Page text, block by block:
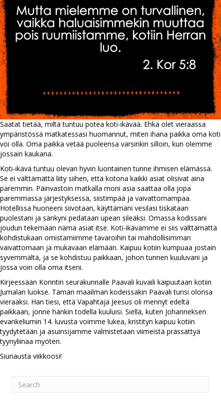
Saatat tietää, miltä tuntuu potea koti-ikävää. Ehkä olet vieraassa
ympäristössä matkatessasi huomannut, miten ihana paikka oma koti
voi olla. Oma paikka vetää puoleensa varsinkin silloin, kun olemme
jossain kaukana.
Koti-ikävä tuntuu olevan hyvin luontainen tunne ihmisen elämässä.
Se ei välttämättä liity siihen, että kotona kaikki asiat olisivat aina
paremmin. Päinvastoin matkalla moni asia saattaa olla jopa
paremmassa järjestyksessä, siistimpää ja vaivattomampaa.
Hotellissa huoneeni siivotaan, käyttämäni vesilasi tiskataan
puolestani ja sänkyni pedataan upean sileäksi. Omassa kodissani
joudun tekemään nämä asiat itse. Koti-ikävämme ei siis välttämättä
kohdistukaan omistamiimme tavaroihin tai mahdollisimman
vaivattomaan ja mukavaan elämään. Kaipuu kotiin kumpuaa jostain
syvemmältä, ja se kohdistuu paikkaan, johon tunnen kuuluvani ja
jossa voin olla oma itseni.
Kirjeessään Korintin seurakunnalle Paavali kuvaili kaipuutaan kotiin
Jumalan luokse. Tämän maailman kodeissakin Paavali tunsi olonsa
vieraaksi. Hän tiesi, että Vapahtaja Jeesus oli mennyt edeltä
paikkaan, jonne hänkin todella kuuluisi. Siellä, kuten Johanneksen
evankeliumin 14. luvusta voimme lukea, kristityn kaipuu kotiin
tyydytetään ja asuinsijamme valmistetaan viimeistä prässättyä
tyynyliinaa myöten.
Siunausta viikkoosi!